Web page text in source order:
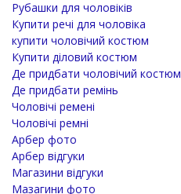
Рубашки для чоловіків
Купити речі для чоловіка
купити чоловічий костюм
Купити діловий костюм
Де придбати чоловічий костюм
Де придбати ремінь
Чоловічі ремені
Чоловічі ремні
Арбер фото
Арбер відгуки
Магазини відгуки
Мазагини фото